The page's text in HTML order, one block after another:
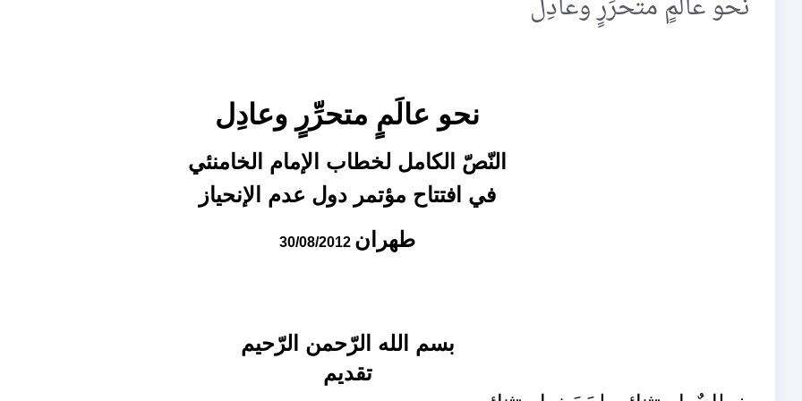
نحو عالَمٍ متحرِّرٍ وعادِل
النّصّ الكامل لخطاب الإمام الخامنئي
في افتتاح مؤتمر دول عدم الإنحياز
طهران
بسم الله الرّحمن الرّحيم
تقديم